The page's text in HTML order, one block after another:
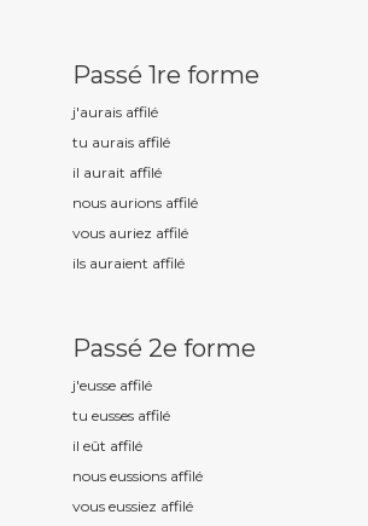
Passé 1re forme
j'aurais affilé
tu aurais affilé
il aurait affilé
nous aurions affilé
vous auriez affilé
ils auraient affilé
Passé 2e forme
j'eusse affilé
tu eusses affilé
il eût affilé
nous eussions affilé
vous eussiez affilé